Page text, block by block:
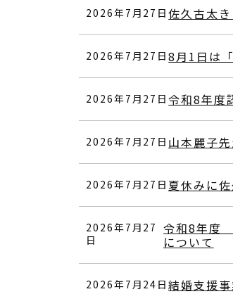
2026年7月27日佐久古太
2026年7月27日8月1日は
2026年7月27日令和8年度
2026年7月27日 山本麗子
2026年7月27日 夏休みに
2026年7月27
日
令和8年度
について
2026年7月24日結婚支援